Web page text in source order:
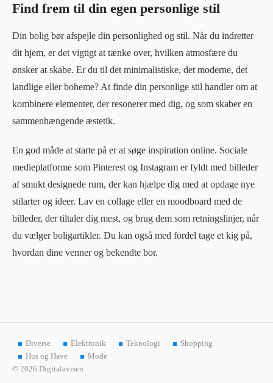
Find frem til din egen personlige stil
Din bolig bør afspejle din personlighed og stil. Når du indretter
dit hjem, er det vigtigt at tænke over, hvilken atmosfære du
ønsker at skabe. Er du til det minimalistiske, det moderne, det
landlige eller boheme? At finde din personlige stil handler om at
kombinere elementer, der resonerer med dig, og som skaber en
sammenhængende æstetik.
En god måde at starte på er at søge inspiration online. Sociale
medieplatforme som Pinterest og Instagram er fyldt med billeder
af smukt designede rum, der kan hjælpe dig med at opdage nye
stilarter og ideer. Lav en collage eller en moodboard med de
billeder, der tiltaler dig mest, og brug dem som retningslinjer, når
du vælger boligartikler. Du kan også med fordel tage et kig på,
hvordan dine venner og bekendte bor.
Diverse Elektronik Teknologi
Shopping
Hus og Have
Mode
© 2026 Digitalavisen